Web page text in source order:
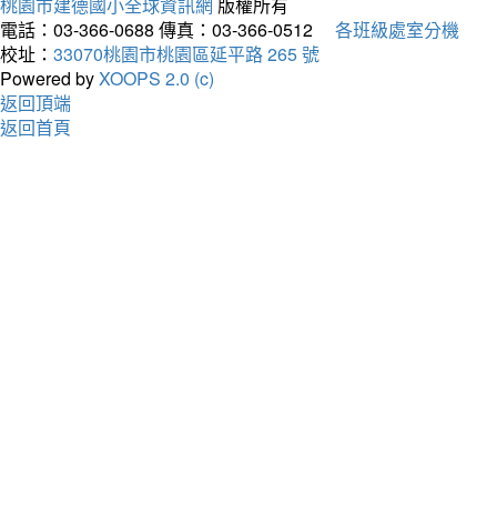
桃園市建德國小全球資訊網 版權所有
電話：03-366-0688 傳真：03-366-0512
各班級處室分機
校址： 33070桃園市桃園區延平路 265 號
Powered byXOOPS 2.0 (c)
返回頂端
返回首頁